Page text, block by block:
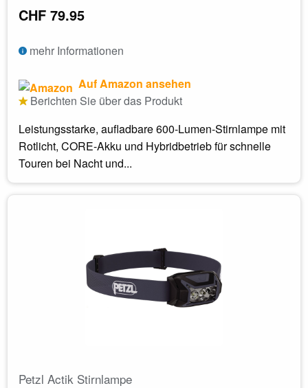
CHF 79.95
mehr Informationen
Auf Amazon ansehen
Berichten Sie über das Produkt
Leistungsstarke, aufladbare 600-Lumen-Stirnlampe mit
Rotlicht, CORE-Akku und Hybridbetrieb für schnelle
Touren bei Nacht und...
Petzl Actik Stirnlampe